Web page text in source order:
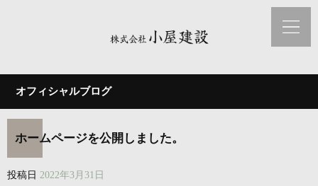
オフィシャルブログ
ホームページを公開しました。
投稿日 2022年3月31日